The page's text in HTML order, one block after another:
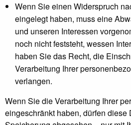
Wenn Sie einen Widerspruch
eingelegt haben, muss eine
und unseren Interessen
noch nicht feststeht, wessen
haben Sie das Recht, die
Verarbeitung Ihrer
verlangen.
Wenn Sie die Verarbeitung Ihrer
eingeschränkt haben, dürfen diese